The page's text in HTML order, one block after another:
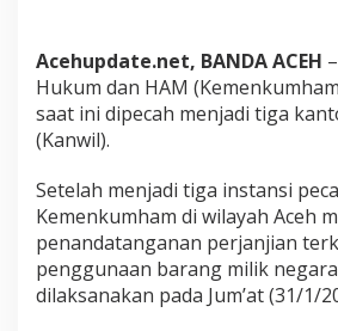
K
i
n
b
a
g
i
a
Acehupdate.net, BANDA ACEH
Hukum dan HAM
saat ini dipecah menjadi tiga
(Kanwil).
Setelah menjadi tiga instansi
Kemenkumham di wilayah Aceh
penandatanganan perjanjian
penggunaan barang milik
dilaksanakan pada Jum’at (31/1/